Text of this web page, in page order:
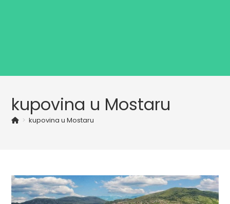
kupovina u Mostaru
> kupovina u Mostaru